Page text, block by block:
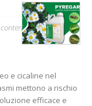
contenuto sponsorizzato
e cicaline nel
mettono a rischio
efficace e